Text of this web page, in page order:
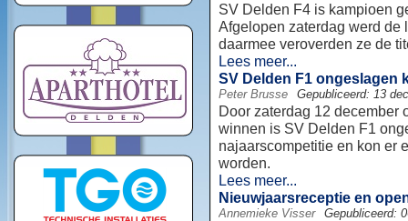
SV Delden F4 is kampioen
Afgelopen zaterdag werd de
daarmee veroverden ze de
Lees meer...
SV Delden F1 ongeslagen
Peter Brusse Gepubliceerd: 13
Door zaterdag 12 december
winnen is SV Delden F1
najaarscompetitie en kon er
worden.
Lees meer...
Nieuwjaarsreceptie en
Annemieke Visser Gepubliceerd: